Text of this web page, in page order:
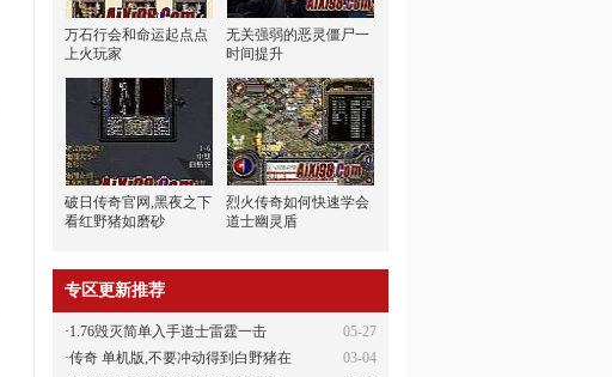
万石行会和命运起点点
上火玩家
无关强弱的恶灵僵尸一
时间提升
破日传奇官网,黑夜之下
看红野猪如磨砂
烈火传奇如何快速学会
道士幽灵盾
专区更新推荐
05-27
·1.76毁灭简单入手道士雷霆一击
03-04
·传奇 单机版,不要冲动得到白野猪在